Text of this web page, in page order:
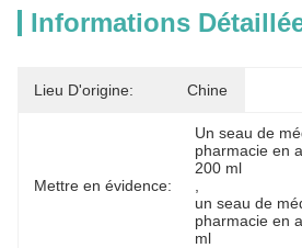
Informations
Lieu D'origine: Chine
Mettre en évidence:
Un seau de
pharmacie en
200 ml
un seau de
pharmacie en
ml